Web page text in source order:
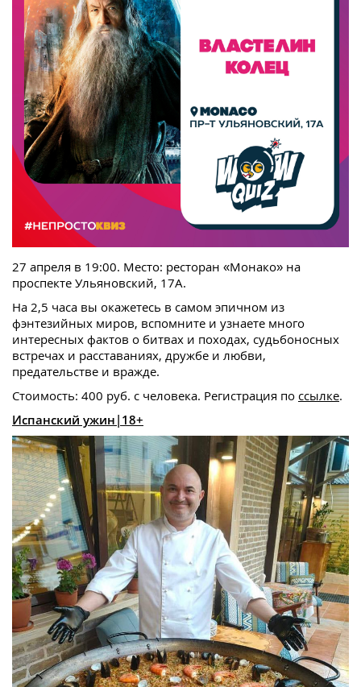
27 апреля в 19:00. Место: ресторан «Монако» на
проспекте Ульяновский, 17А.
На 2,5 часа вы окажетесь в самом эпичном из
фэнтезийных миров, вспомните и узнаете много
интересных фактов о битвах и походах, судьбоносных
встречах и расставаниях, дружбе и любви,
предательстве и вражде.
Стоимость: 400 руб. с человека. Регистрация по ссылке.
Испанский ужин|18+